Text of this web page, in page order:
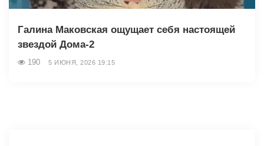
Галина Маковская ощущает себя настоящей
звездой Дома-2
190 5 ИЮНЯ, 2026 19:15